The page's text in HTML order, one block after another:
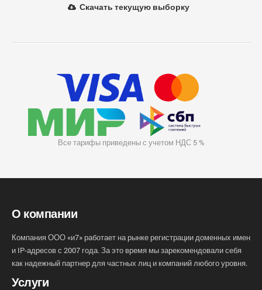
Скачать текущую выборку
Все тарифы приведены с учетом НДС 5 %
О компании
Компания ООО «и7» работает на рынке регистрации доменных имен
и IP-адресов с 2007 года. За это время мы зарекомендовали себя
как надежный партнер для частных лиц и компаний любого уровня.
Услуги